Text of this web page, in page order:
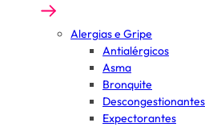
Alergias e Gripe
Antialérgicos
Asma
Bronquite
Expectorantes